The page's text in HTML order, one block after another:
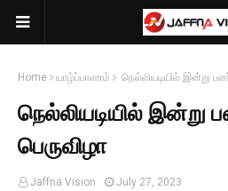
Home யாழ்ப்பாணம் நெல்லியடியில் இன்று
நெல்லியடியில் இன்று
பெருவிழா
Jaffna Vision July 27, 2023